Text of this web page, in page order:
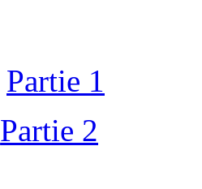
Partie 1
Partie 2